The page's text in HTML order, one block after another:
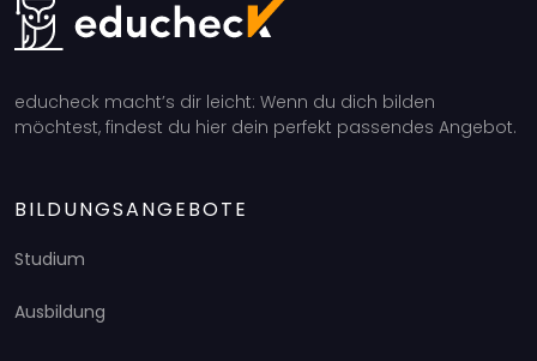
educheck macht’s dir leicht: Wenn du dich bilden
möchtest, findest du hier dein perfekt passendes Angebot.
BILDUNGSANGEBOTE
Studium
Ausbildung